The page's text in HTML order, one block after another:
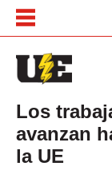
Los
avanzan
la UE